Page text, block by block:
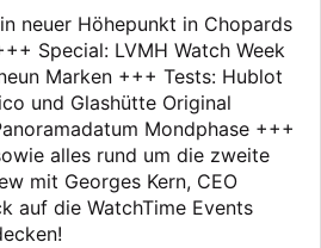
neuer Höhepunkt in Chopards
Special: LVMH Watch Week
Marken +++ Tests: Hublot
und Glashütte Original
Mondphase +++
alles rund um die zweite
mit Georges Kern, CEO
auf die WatchTime Events